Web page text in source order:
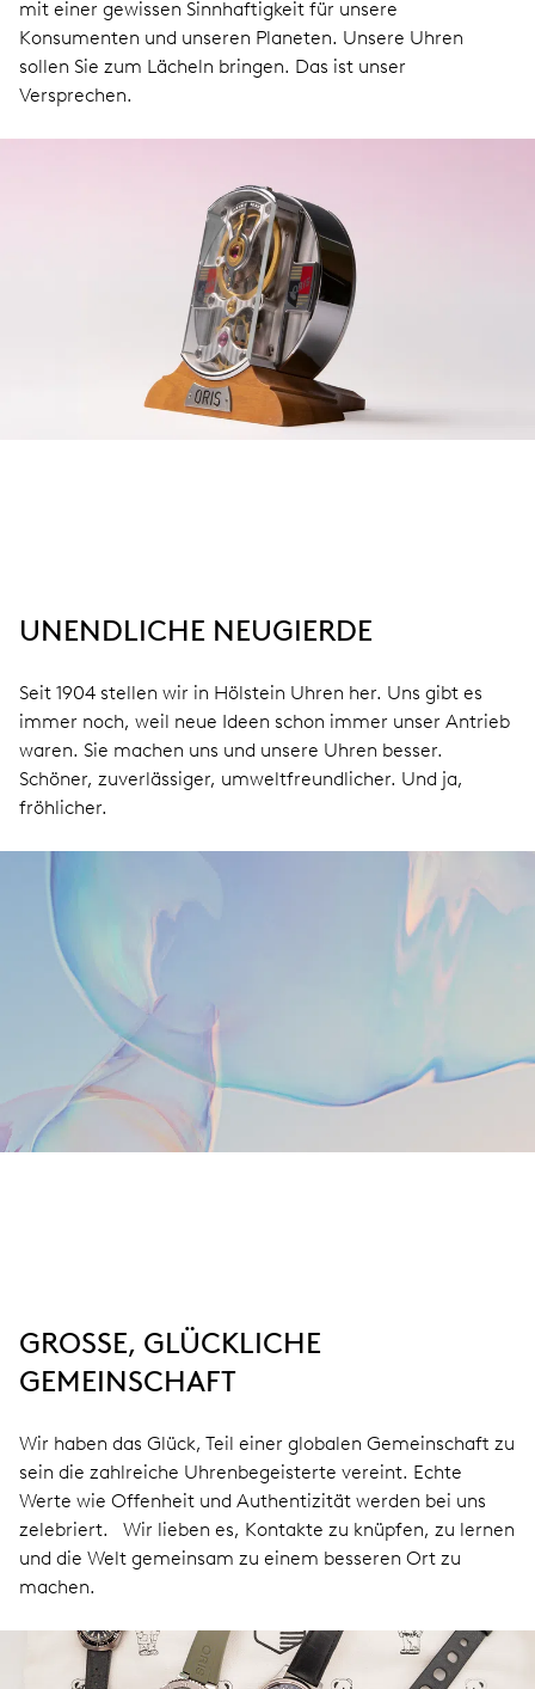
mit einer gewissen Sinnhaftigkeit für unsere
Konsumenten und unseren Planeten. Unsere Uhren
sollen Sie zum Lächeln bringen. Das ist unser
Versprechen.
UNENDLICHE NEUGIERDE
Seit 1904 stellen wir in Hölstein Uhren her. Uns gibt es
immer noch, weil neue Ideen schon immer unser Antrieb
waren. Sie machen uns und unsere Uhren besser.
Schöner, zuverlässiger, umweltfreundlicher. Und ja,
fröhlicher.
GROSSE, GLÜCKLICHE
GEMEINSCHAFT
Wir haben das Glück, Teil einer globalen Gemeinschaft zu
sein die zahlreiche Uhrenbegeisterte vereint. Echte
Werte wie Offenheit und Authentizität werden bei uns
zelebriert. Wir lieben es, Kontakte zu knüpfen, zu lernen
und die Welt gemeinsam zu einem besseren Ort zu
machen.